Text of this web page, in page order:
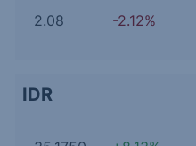
2.08 -2.12%
IDR